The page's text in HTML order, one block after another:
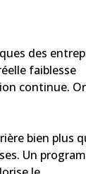
des
faiblesse
continue.
bien plus
Un